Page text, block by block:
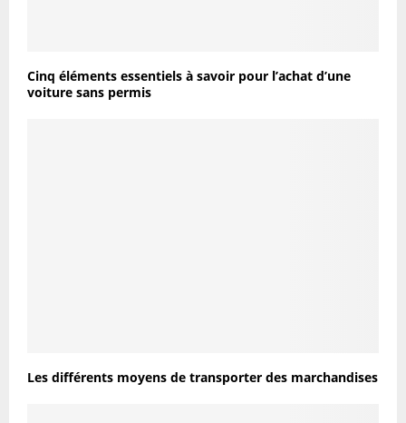
Cinq éléments essentiels à savoir pour l’achat d’une
voiture sans permis
Les différents moyens de transporter des marchandises